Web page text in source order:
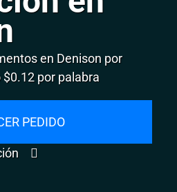
en Denison por
por palabra
PEDIDO